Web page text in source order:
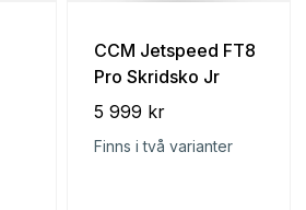
CCM Jetspeed FT8
Pro Skridsko Jr
5 999 kr
Finns i två varianter